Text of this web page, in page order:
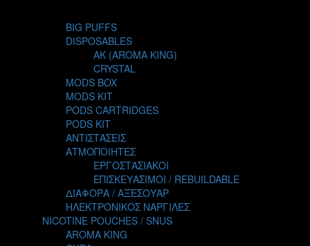
NUBO
OMERTA LIQUIDS
OPMH PROJECT
S-ELF JUICE
SADBOY
SCANDAL
SECRET FOREST
STEAM CITY LIQUIDS
STEAM TRAIN
STEAMPUNK
TALES
TATTOO
THE ALCHEMIST
THE SMOKER'S CLUB
TIKI MAHU
TWIST
BIG PUFFS
DISPOSABLES
AK (AROMA KING)
CRYSTAL
MODS BOX
MODS KIT
PODS CARTRIDGES
PODS KIT
ΑΝΤΙΣΤΑΣΕΙΣ
ΑΤΜΟΠΟΙΗΤΕΣ
ΕΡΓΟΣΤΑΣΙΑΚΟΙ
ΕΠΙΣΚΕΥΑΣΙΜΟΙ / REBUILDABLE
ΔΙΑΦΟΡΑ / ΑΞΕΣΟΥΑΡ
ΗΛΕΚΤΡΟΝΙΚΟΣ ΝΑΡΓΙΛΕΣ
NICOTINE POUCHES / SNUS
AROMA KING